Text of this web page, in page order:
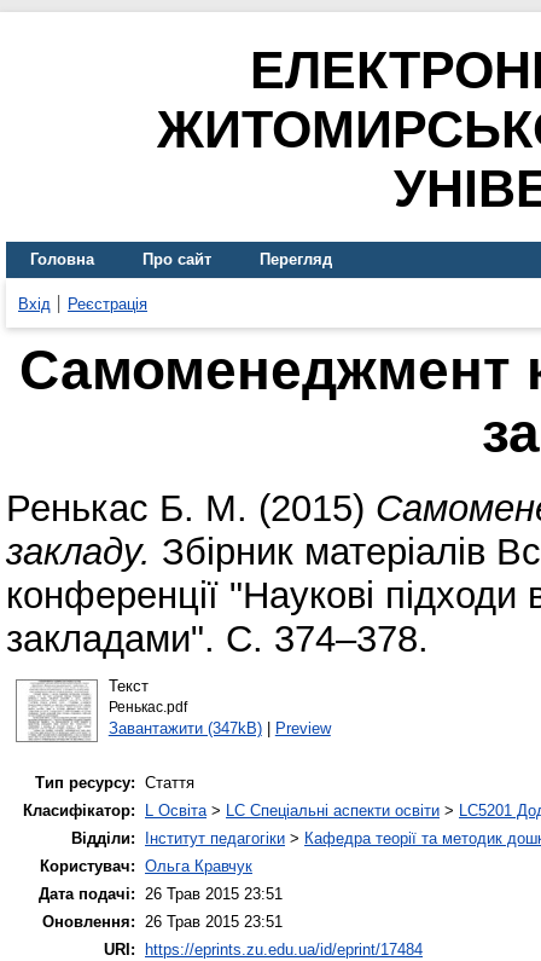
Головна Про сайт Перегляд
Вхід Реєстрація
Самоменеджмент
Ренькас Б. М. (2015)
закладу. Збірник матеріалів
конференції "Наукові підходи
закладами". С. 374–378.
Текст
Ренькас.pdf
Завантажити (347kB)| Preview
Тип ресурсу: Стаття
Класифікатор:
L Освіта> LC Спеціальні аспекти освіти > LC5201
Відділи:
Інститут педагогіки > Кафедра теорії та методик
Користувач: Ольга Кравчук
Дата подачі: 26 Трав 2015 23:51
Оновлення: 26 Трав 2015 23:51
URI:
https://eprints.zu.edu.ua/id/eprint/17484